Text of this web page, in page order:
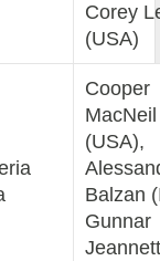
Corey
(USA)
Cooper
MacNeil
(USA),
Balzan
Gunnar